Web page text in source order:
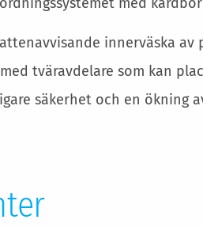
innerväska av
tväravdelare som kan
säkerhet och en ökning